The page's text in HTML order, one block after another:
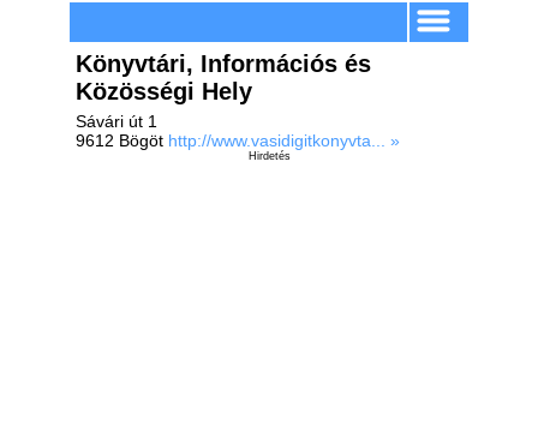
Könyvtári, Információs és
Közösségi Hely
Sávári út 1
9612 Bögöt http://www.vasidigitkonyvta... »
Hirdetés